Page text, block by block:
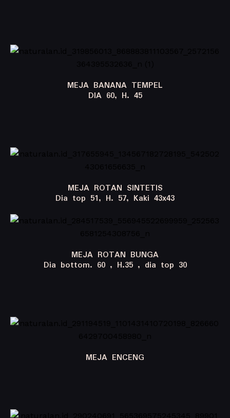
MEJA BANANA TEMPEL
DIA 60, H. 45
MEJA ROTAN SINTETIS
Dia top 51, H. 57, Kaki 43x43
MEJA ROTAN BUNGA
Dia bottom. 60 , H.35 , dia top 30
MEJA ENCENG